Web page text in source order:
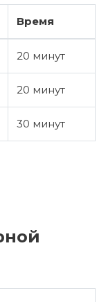
Время
20 минут
20 минут
30 минут